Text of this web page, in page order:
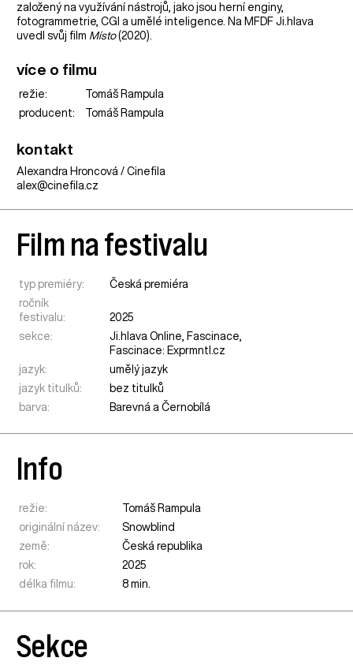
založený na využívání nástrojů, jako jsou herní enginy,
fotogrammetrie, CGI a umělé inteligence. Na MFDF Ji.hlava
uvedl svůj film Místo(2020).
více o filmu
režie:
Tomáš Rampula
producent:
Tomáš Rampula
kontakt
Alexandra Hroncová / Cinefila
alex@cinefila.cz
Film na festivalu
typ premiéry:
Česká premiéra
ročník
festivalu:
2025
sekce:
Ji.hlava Online, Fascinace,
Fascinace: Exprmntl.cz
jazyk:
umělý jazyk
jazyk titulků:
bez titulků
barva:
Barevná a Černobílá
Info
režie:
Tomáš Rampula
originální název:
Snowblind
země:
Česká republika
rok:
2025
délka filmu:
8 min.
Sekce